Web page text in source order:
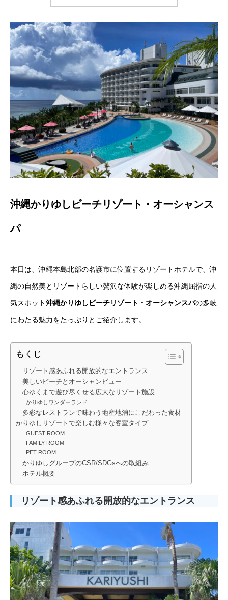
沖縄かりゆしビーチリゾート・オーシャンス
パ
本日は、沖縄本島北部の名護市に位置するリゾートホテルで、沖
縄の自然美とリゾートらしい贅沢な体験が楽しめる沖縄屈指の人
気スポット沖縄かりゆしビーチリゾート・オーシャンスパの多岐
にわたる魅力をたっぷりとご紹介します。
もくじ
リゾート感あふれる開放的なエントランス
美しいビーチとオーシャンビュー
心ゆくまで遊び尽くせる広大なリゾート施設
かりゆしワンダーランド
多彩なレストランで味わう地産地消にこだわった食材
かりゆしリゾートで楽しむ様々な客室タイプ
GUEST ROOM
FAMILY ROOM
PET ROOM
かりゆしグループのCSR/SDGsへの取組み
ホテル概要
リゾート感あふれる開放的なエントランス